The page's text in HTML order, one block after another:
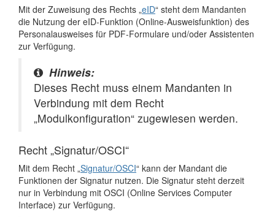
Mit der Zuweisung des Rechts „eID“ steht dem Mandanten
die Nutzung der eID-Funktion (Online-Ausweisfunktion) des
Personalausweises für PDF-Formulare und/oder Assistenten
zur Verfügung.
Hinweis:
Dieses Recht muss einem Mandanten in
Verbindung mit dem Recht
„Modulkonfiguration“ zugewiesen werden.
Recht „Signatur/OSCI“
Mit dem Recht „Signatur/OSCI“ kann der Mandant die
Funktionen der Signatur nutzen. Die Signatur steht derzeit
nur in Verbindung mit OSCI (Online Services Computer
Interface) zur Verfügung.